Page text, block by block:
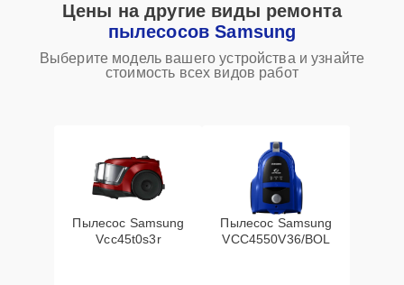
Цены на другие виды ремонта
пылесосов Samsung
Выберите модель вашего устройства и узнайте
стоимость всех видов работ
Пылесос Samsung
Vcc45t0s3r
Пылесос Samsung
VCC4550V36/BOL